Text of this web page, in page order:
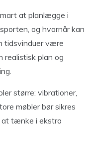
at planlægge i
og hvornår kan
tidsvinduer være
realistisk plan og
større: vibrationer,
møbler bør sikres
at tænke i ekstra